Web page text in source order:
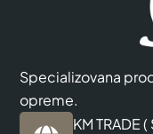
Specializovana
opreme.
KM TRADE